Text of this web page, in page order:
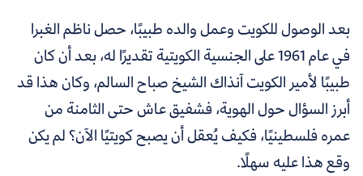
بعد الوصول للكويت وعمل والده طبيبًا، حصل ناظم الغبرا
في عام 1961 على الجنسية الكويتية تقديرًا له، بعد أن كان
طبيبًا لأمير الكويت آنذاك الشيخ صباح السالم، وكان هذا قد
أبرز السؤال حول الهوية، فشفيق عاش حتى الثامنة من
عمره فلسطينيًا، فكيف يُعقل أن يصبح كويتيًا الآن؟ لم يكن
وقع هذا عليه سهلًا.